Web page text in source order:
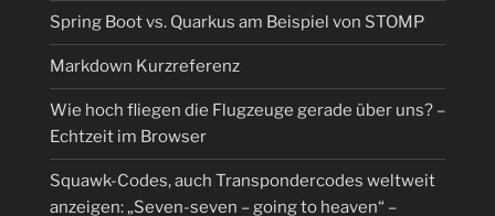
Spring Boot vs. Quarkus am Beispiel von STOMP
Markdown Kurzreferenz
Wie hoch fliegen die Flugzeuge gerade über uns? –
Echtzeit im Browser
Squawk-Codes, auch Transpondercodes weltweit
anzeigen: „Seven-seven – going to heaven“ –